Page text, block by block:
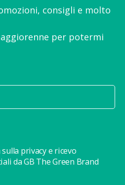
consigli e molto
per potermi
privacy e ricevo
da GB The Green Brand